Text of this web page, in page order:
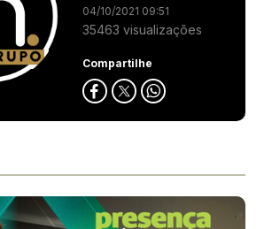
04/10/2021 09:51
35463 visualizações
Compartilhe